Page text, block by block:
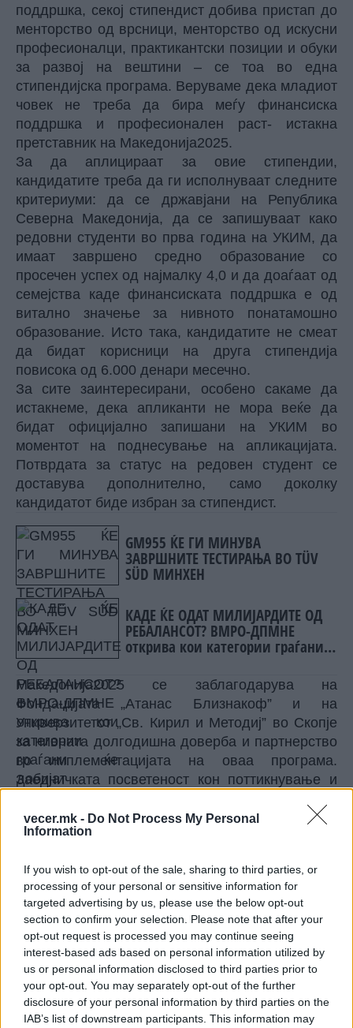
vecer.mk - Do Not Process My Personal
Information
If you wish to opt-out of the sale, sharing to third parties, or
processing of your personal or sensitive information for
targeted advertising by us, please use the below opt-out
section to confirm your selection. Please note that after your
opt-out request is processed you may continue seeing
interest-based ads based on personal information utilized by
us or personal information disclosed to third parties prior to
your opt-out. You may separately opt-out of the further
disclosure of your personal information by third parties on the
IAB’s list of downstream participants. This information may
поддршка, секој стипендист добива пристап до
менторство од врсници, менторство од искусни
професионалци, практикантски позиции и обуки
за развој на вештини – се тоа во една
стипендијска програма. Веруваме дека младиот
човек не треба да бира меѓу финансиска
поддршка и професионален раст- истакна
претставник на Македонија2025.
За да аплицираат за овие стипендии,
кандидатите треба да ги исполнуваат следните
критериуми: да се државјани на Република
Северна Македонија, да се запишуваат како
редовни студенти во прва година на УКИМ, да
имаат завршено средно образование со
просечен успех од најмалку 4,0 и да доаѓаат од
семејства каде финансиската поддршка е од
витално значење за нивното понатамошно
образование. Исто така, кандидатите не смеат
да бидат корисници на друга стипендија
повисока од 6.000 денари месечно.
За сите заинтересирани, особено сакаме да
истакнеме, дека апликанти не мора веќе да
бидат официјално запишани на УКИМ во
моментот на поднесување на апликацијата.
Потврдата за статус на редовен студент се
доставува дополнително, само доколку
кандидатот биде избран за стипендист.
GM955 ЌЕ ГИ МИНУВА
ЗАВРШНИТЕ ТЕСТИРАЊА ВО TÜV
SÜD МИНХЕН
КАДЕ ЌЕ ОДАТ МИЛИЈАРДИТЕ ОД
РЕБАЛАНСОТ? ВМРО-ДПМНЕ
открива кои категории граѓани
Македонија2025 се заблагодарува на
Фондацијата „Атанас Близнакоф” и на
Универзитетот „Св. Кирил и Методиј” во Скопје
за нивната долгодишна доверба и партнерство
во имплементацијата на оваа програма.
Заедничката посветеност кон поттикнување и
професионалци и лидери кои ќе носат
позитивни промени во општеството и
исклучителна партнерска програма.
Ги повикуваме сите амбициозни млади луѓе кои
планираат да се запишат на УКИМ да ја
искористат оваа извонредна можност.
Повеќе информации за програмата „Атанас
Близнакоф” на следниот линк:
https://www.macedonia2025.com/en/what-we-
do/leadership-development/atanas-bliznakoff-